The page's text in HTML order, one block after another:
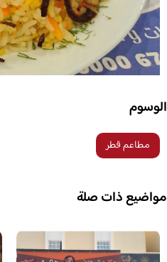
الوسوم
مطاعم قطر
مواضيع ذات صلة